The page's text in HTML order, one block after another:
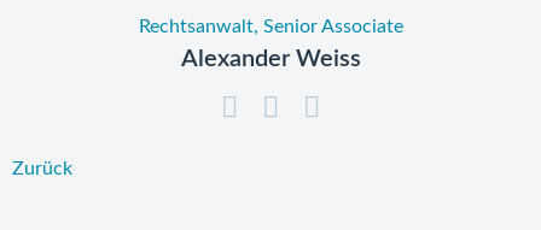
Rechtsanwalt, Senior Associate
Alexander Weiss
Zurück